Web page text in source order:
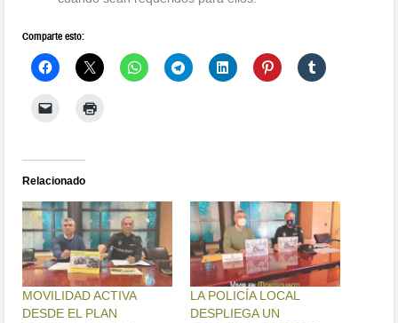
Comparte esto:
Relacionado
MOVILIDAD ACTIVA
DESDE EL PLAN
LA POLICÍA LOCAL
DESPLIEGA UN